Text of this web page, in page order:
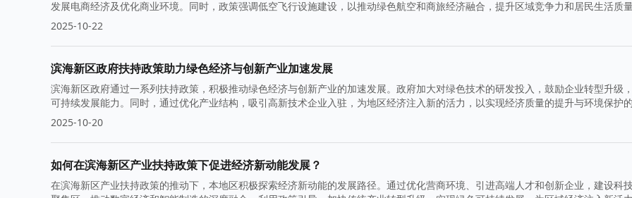
发展电商经济及优化商业环境。同时，政策强调低空飞行设施建设，以推动绿色航空和商旅经济融合，提升区域竞争力和居民生活质量
2025-10-22
滨海新区政府扶持政策助力绿色经济与创新产业加速发展
滨海新区政府通过一系列扶持政策，积极推动绿色经济与创新产业的加速发展。政府加大对绿色技术的研发投入，鼓励企业转型升级
可持续发展能力。同时，通过优化产业结构，吸引高新技术企业入驻，为地区经济注入新的活力，以实现经济质量的提升与环境保护
赢。
2025-10-20
如何在滨海新区产业扶持政策下促进经济新动能发展？
在滨海新区产业扶持政策的推动下，本地区积极探索经济新动能的发展路径。通过优化营商环境、引进高端人才和创新企业，建设科